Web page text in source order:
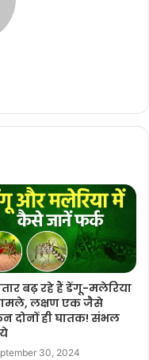
बढ़ रहे हैं डेंगू-मलेरिया
लक्षण एक जैसे
दोनों ही घातक! संभल
30, 2024